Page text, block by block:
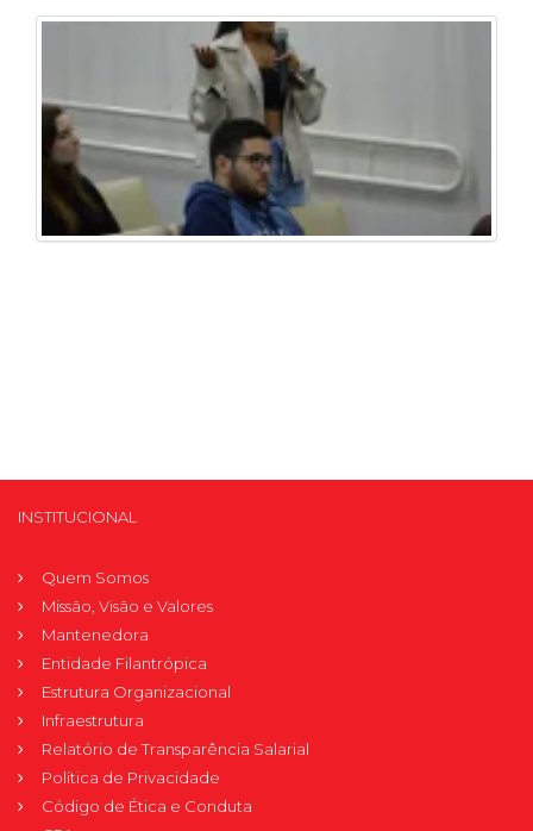
INSTITUCIONAL
Quem Somos
Missão, Visão e Valores
Mantenedora
Entidade Filantrópica
Estrutura Organizacional
Infraestrutura
Relatório de Transparência Salarial
Política de Privacidade
Código de Ética e Conduta